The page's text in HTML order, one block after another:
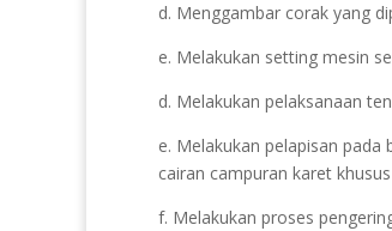
d. Menggambar corak yang
e. Melakukan setting mesin
d. Melakukan pelaksanaan
e. Melakukan pelapisan pada
cairan campuran karet
f. Melakukan proses